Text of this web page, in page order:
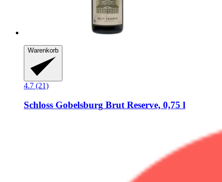
Warenkorb
4.7 (21)
Schloss Gobelsburg Brut Reserve, 0,75 l